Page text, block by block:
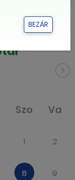
Szo Va
1 2
8 9
BEZÁR